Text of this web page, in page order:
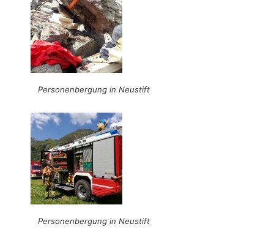
Personenbergung in Neustift
Personenbergung in Neustift